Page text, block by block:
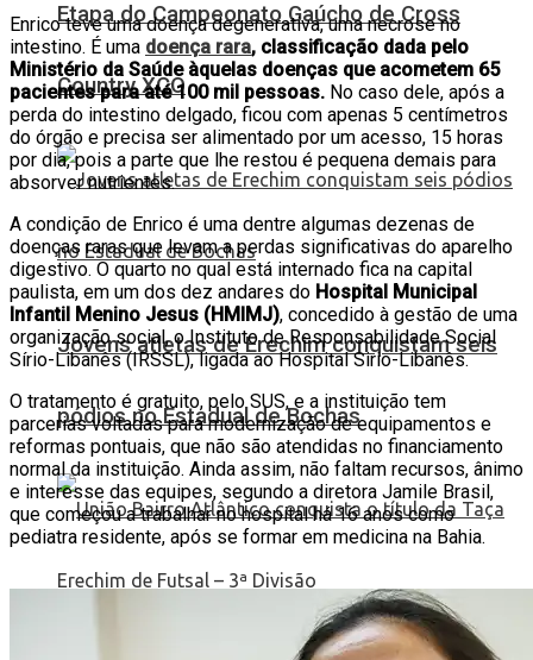
Etapa do Campeonato Gaúcho de Cross
Country XCO
Jovens atletas de Erechim conquistam seis
pódios no Estadual de Bochas
Enrico teve uma doença degenerativa, uma necrose no
intestino. É uma doença rara, classificação dada pelo
Ministério da Saúde àquelas doenças que acometem 65
pacientes para até 100 mil pessoas. No caso dele, após a
perda do intestino delgado, ficou com apenas 5 centímetros
do órgão e precisa ser alimentado por um acesso, 15 horas
por dia, pois a parte que lhe restou é pequena demais para
absorver nutrientes.
A condição de Enrico é uma dentre algumas dezenas de
doenças raras que levam a perdas significativas do aparelho
digestivo. O quarto no qual está internado fica na capital
paulista, em um dos dez andares do Hospital Municipal
Infantil Menino Jesus (HMIMJ), concedido à gestão de uma
organização social, o Instituto de Responsabilidade Social
Sírio-Libanês (IRSSL), ligada ao Hospital Sirio-Libanês.
O tratamento é gratuito, pelo SUS, e a instituição tem
parcerias voltadas para modernização de equipamentos e
reformas pontuais, que não são atendidas no financiamento
normal da instituição. Ainda assim, não faltam recursos, ânimo
e interesse das equipes, segundo a diretora Jamile Brasil,
que começou a trabalhar no hospital há 16 anos como
pediatra residente, após se formar em medicina na Bahia.